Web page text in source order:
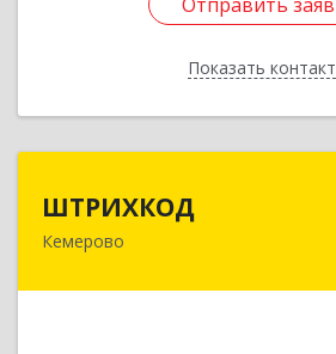
ПоказатьНазад
ШТРИХКОД
Кемерово650043, Кемеровская